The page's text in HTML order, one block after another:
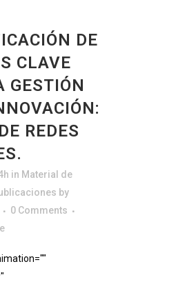
DE
CLAVE
GESTIÓN
REDES
in Material de
by
0 Comments